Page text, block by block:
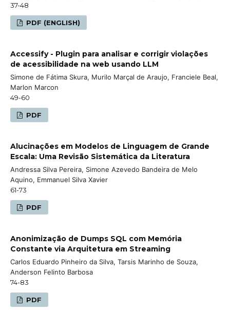
37-48
PDF (ENGLISH)
Accessify - Plugin para analisar e corrigir violações
de acessibilidade na web usando LLM
Simone de Fátima Skura, Murilo Marçal de Araujo, Franciele Beal,
Marlon Marcon
49-60
PDF
Alucinações em Modelos de Linguagem de Grande
Escala: Uma Revisão Sistemática da Literatura
Andressa Silva Pereira, Simone Azevedo Bandeira de Melo
Aquino, Emmanuel Silva Xavier
61-73
PDF
Anonimização de Dumps SQL com Memória
Constante via Arquitetura em Streaming
Carlos Eduardo Pinheiro da Silva, Tarsis Marinho de Souza,
Anderson Felinto Barbosa
74-83
PDF